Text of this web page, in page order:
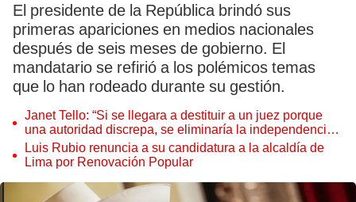
El presidente de la República brindó sus
primeras apariciones en medios nacionales
después de seis meses de gobierno. El
mandatario se refirió a los polémicos temas
que lo han rodeado durante su gestión.
Janet Tello: “Si se llegara a destituir a un juez porque
una autoridad discrepa, se eliminaría la independencia
judicial”
Luis Rubio renuncia a su candidatura a la alcaldía de
Lima por Renovación Popular